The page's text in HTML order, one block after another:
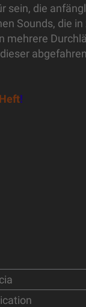
die
Sounds, die
!